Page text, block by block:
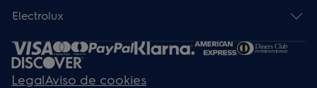
Electrolux
LegalAviso de cookies